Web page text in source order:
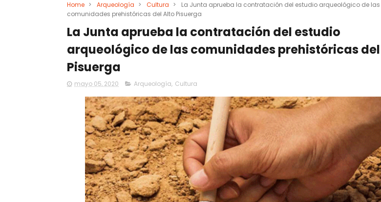
Home > Arqueología > Cultura >
La Junta aprueba la contratación del estudio arqueológico de las
comunidades prehistóricas del Alto Pisuerga
La Junta aprueba la contratación del estudio
arqueológico de las comunidades prehistóricas
Pisuerga
mayo 05, 2020 Arqueología, Cultura